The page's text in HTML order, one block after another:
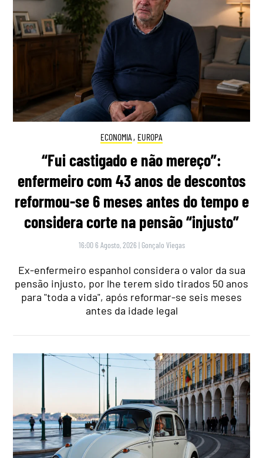
ECONOMIA , EUROPA
“Fui castigado e não mereço”:
enfermeiro com 43 anos de descontos
reformou-se 6 meses antes do tempo e
considera corte na pensão “injusto”
16:00 6 Agosto, 2026 | Gonçalo Viegas
Ex-enfermeiro espanhol considera o valor da sua
pensão injusto, por lhe terem sido tirados 50 anos
para "toda a vida", após reformar-se seis meses
antes da idade legal